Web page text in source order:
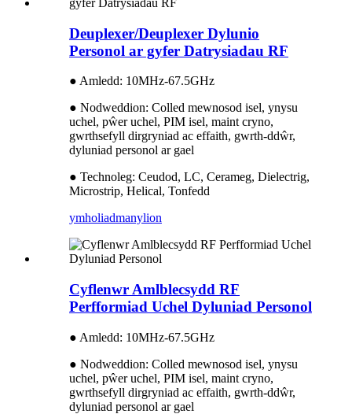
Deuplexer/Deuplexer Dylunio
Personol ar gyfer Datrysiadau RF
● Amledd: 10MHz-67.5GHz
● Nodweddion: Colled mewnosod isel, ynysu
uchel, pŵer uchel, PIM isel, maint cryno,
gwrthsefyll dirgryniad ac effaith, gwrth-ddŵr,
dyluniad personol ar gael
● Technoleg: Ceudod, LC, Cerameg, Dielectrig,
Microstrip, Helical, Tonfedd
ymholiadmanylion
Cyflenwr Amlblecsydd RF
Perfformiad Uchel Dyluniad Personol
● Amledd: 10MHz-67.5GHz
● Nodweddion: Colled mewnosod isel, ynysu
uchel, pŵer uchel, PIM isel, maint cryno,
gwrthsefyll dirgryniad ac effaith, gwrth-ddŵr,
dyluniad personol ar gael